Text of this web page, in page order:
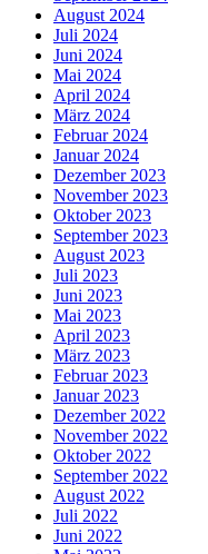
August 2024
Juli 2024
Juni 2024
Mai 2024
April 2024
März 2024
Februar 2024
Januar 2024
Dezember 2023
November 2023
Oktober 2023
September 2023
August 2023
Juli 2023
Juni 2023
Mai 2023
April 2023
März 2023
Februar 2023
Januar 2023
Dezember 2022
November 2022
Oktober 2022
September 2022
August 2022
Juli 2022
Juni 2022